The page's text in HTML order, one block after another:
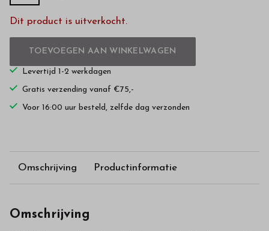
Dit product is uitverkocht.
TOEVOEGEN AAN WINKELWAGEN
Levertijd 1-2 werkdagen
Gratis verzending vanaf €75,-
Voor 16:00 uur besteld, zelfde dag verzonden
Omschrijving Productinformatie
Omschrijving